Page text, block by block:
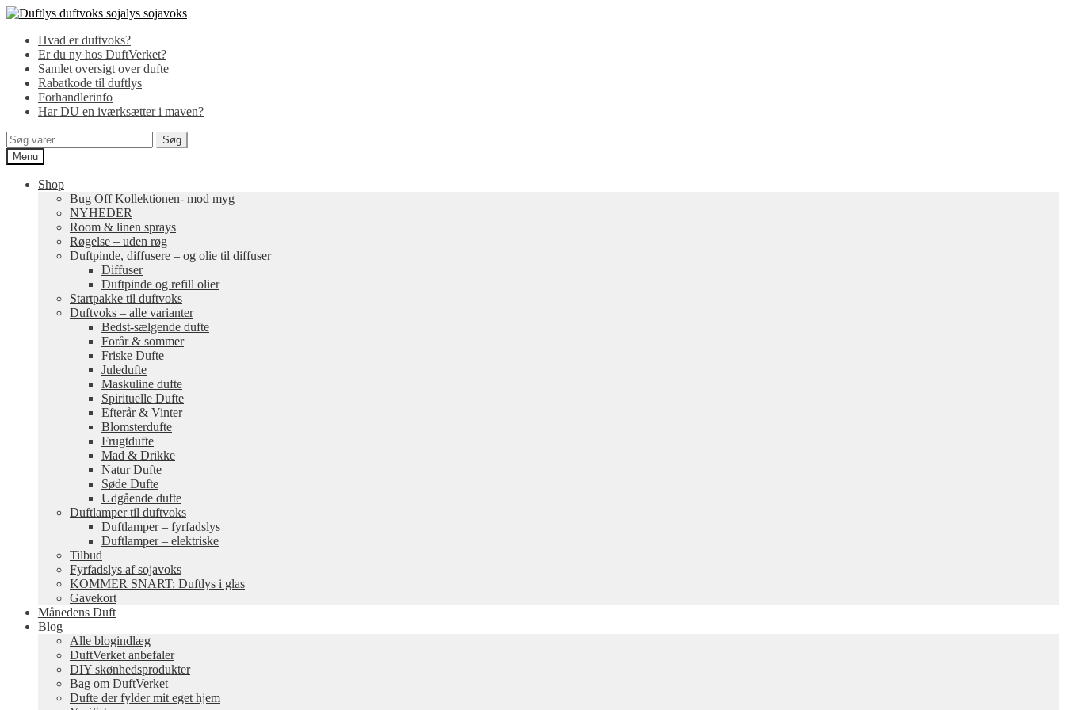
Spring
navigation
Spring
indholdHvad er duftvoks?
Er du ny hos DuftVerket?
Samlet oversigt over dufte
Rabatkode til duftlys
Forhandlerinfo
Har DU en iværksætter i maven?
Søg
efter:
Søg
Menu
Shop
Bug Off Kollektionen- mod myg
NYHEDER
Room & linen sprays
Røgelse – uden røg
Duftpinde, diffusere – og olie til diffuser
Diffuser
Duftpinde og refill olier
Startpakke til duftvoks
Duftvoks – alle varianter
Bedst-sælgende dufte
Forår & sommer
Friske Dufte
Juledufte
Maskuline dufte
Spirituelle Dufte
Efterår & Vinter
Blomsterdufte
Frugtdufte
Mad & Drikke
Natur Dufte
Søde Dufte
Udgående dufte
Duftlamper til duftvoks
Duftlamper – fyrfadslys
Duftlamper – elektriske
Tilbud
Fyrfadslys af sojavoks
KOMMER SNART: Duftlys i glas
Gavekort
Månedens Duft
Blog
Alle blogindlæg
DuftVerket anbefaler
DIY skønhedsprodukter
Bag om DuftVerket
Dufte der fylder mit eget hjem